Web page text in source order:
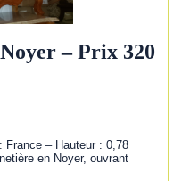
– Prix 320
France – Hauteur : 0,78
en Noyer, ouvrant